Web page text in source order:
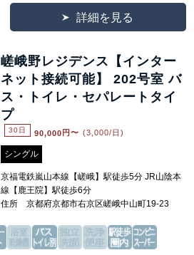
詳細を見る
嵯峨野レジデンス【インター
ネット接続可能】 202号室 バ
ス・トイレ・セパレートタイ
プ
30日 90,000 円〜 (3,000/日)
シングル
京福電鉄嵐山本線【嵯峨】駅徒歩5分 JR山陰本
線【鹿王院】駅徒歩6分
住所 京都府京都市右京区嵯峨中山町19-23